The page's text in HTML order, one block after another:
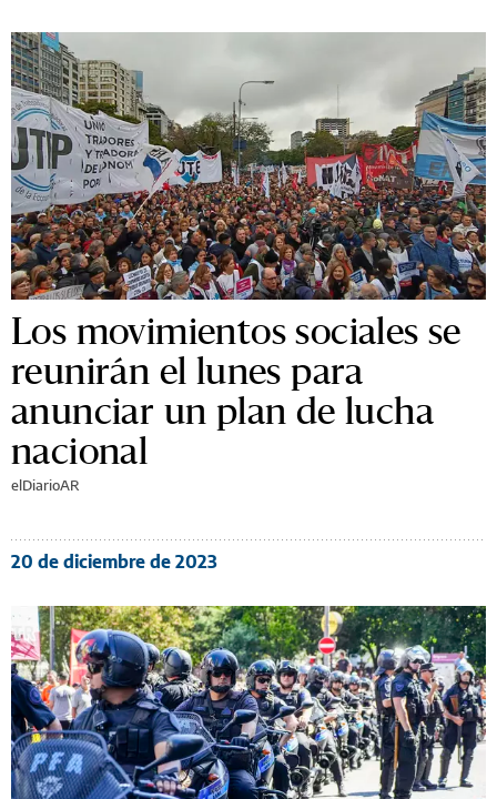
Los movimientos sociales se
reunirán el lunes para
anunciar un plan de lucha
nacional
elDiarioAR
20 de diciembre de 2023